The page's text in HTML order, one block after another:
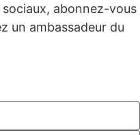
abonnez-vous
un ambassadeur du